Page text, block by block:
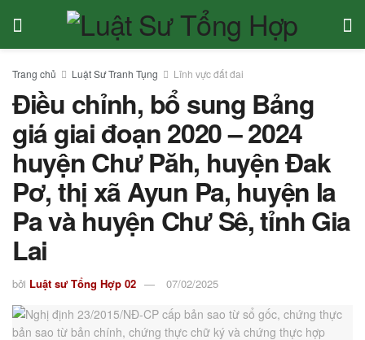
Trang chủ Luật Sư Tranh Tụng Lĩnh vực đất đai
Điều chỉnh, bổ sung Bảng
giá giai đoạn 2020 – 2024
huyện Chư Păh, huyện Đak
Pơ, thị xã Ayun Pa, huyện Ia
Pa và huyện Chư Sê, tỉnh Gia
Lai
bởi Luật sư Tổng Hợp 02 07/02/2025